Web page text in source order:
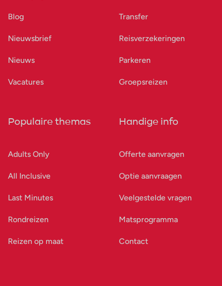
Blog
Nieuwsbrief
Nieuws
Vacatures
Transfer
Reisverzekeringen
Parkeren
Groepsreizen
Populaire themas
Adults Only
All Inclusive
Last Minutes
Rondreizen
Reizen op maat
Handige info
Offerte aanvragen
Optie aanvraagen
Veelgestelde vragen
Matsprogramma
Contact